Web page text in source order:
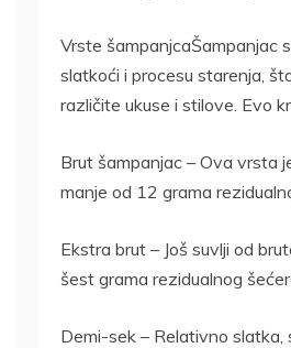
Vrste šampanjcaŠampanjac
slatkoći i procesu starenja,
različite ukuse i stilove. Evo
Brut šampanjac – Ova vrsta
manje od 12 grama
Ekstra brut – Još suvlji od
šest grama rezidualnog
Demi-sek – Relativno slatka,